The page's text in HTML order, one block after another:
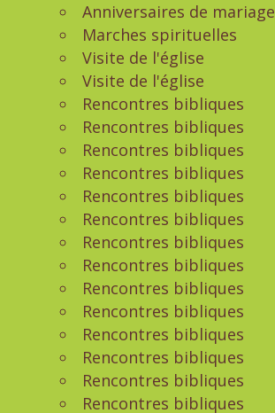
Anniversaires de mariage
Marches spirituelles
Visite de l'église
Visite de l'église
Rencontres bibliques
Rencontres bibliques
Rencontres bibliques
Rencontres bibliques
Rencontres bibliques
Rencontres bibliques
Rencontres bibliques
Rencontres bibliques
Rencontres bibliques
Rencontres bibliques
Rencontres bibliques
Rencontres bibliques
Rencontres bibliques
Rencontres bibliques